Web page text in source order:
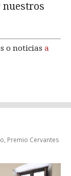
nuestros
o noticias a